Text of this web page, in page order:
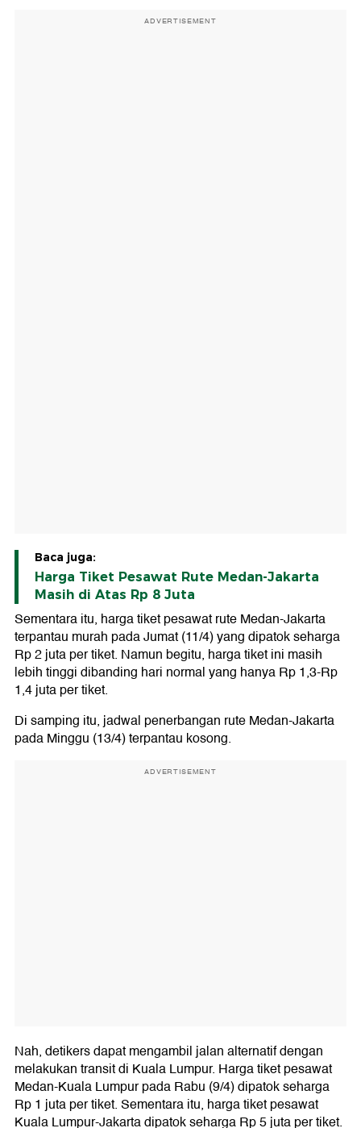
ADVERTISEMENT
Baca juga:
Harga Tiket Pesawat Rute Medan-Jakarta
Masih di Atas Rp 8 Juta
Sementara itu, harga tiket pesawat rute Medan-Jakarta
terpantau murah pada Jumat (11/4) yang dipatok seharga
Rp 2 juta per tiket. Namun begitu, harga tiket ini masih
lebih tinggi dibanding hari normal yang hanya Rp 1,3-Rp
1,4 juta per tiket.
Di samping itu, jadwal penerbangan rute Medan-Jakarta
pada Minggu (13/4) terpantau kosong.
ADVERTISEMENT
Nah, detikers dapat mengambil jalan alternatif dengan
melakukan transit di Kuala Lumpur. Harga tiket pesawat
Medan-Kuala Lumpur pada Rabu (9/4) dipatok seharga
Rp 1 juta per tiket. Sementara itu, harga tiket pesawat
Kuala Lumpur-Jakarta dipatok seharga Rp 5 juta per tiket.